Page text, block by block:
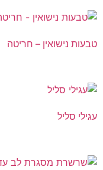
טבעות נישואין – חריטה
עגילי סליל